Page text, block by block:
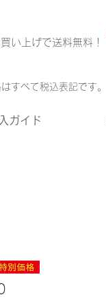
い上げで送料無料！
すべて税込表記です。
ガイド